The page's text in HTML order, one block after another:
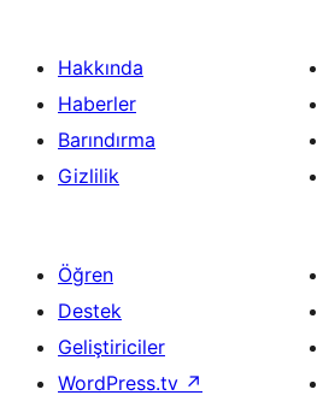
Hakkında
Haberler
Barındırma
Gizlilik
Öğren
Destek
Geliştiriciler
WordPress.tv ↗